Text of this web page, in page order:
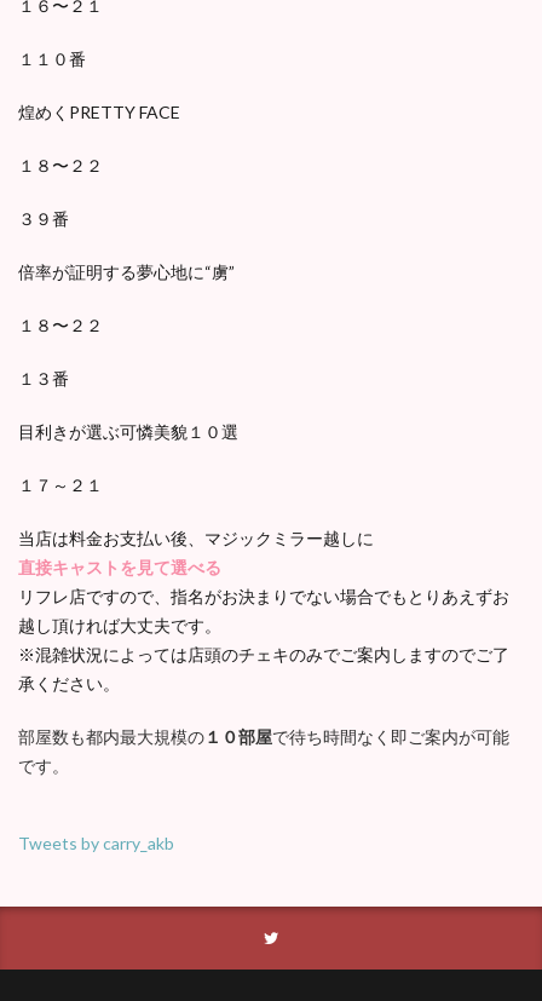
１６〜２１
１１０番
煌めくPRETTY FACE
１８〜２２
３９番
倍率が証明する夢心地に“虜”
１８〜２２
１３番
目利きが選ぶ可憐美貌１０選
１７～２１
当店は料金お支払い後、マジックミラー越しに
直接キャストを見て選べる
リフレ店ですので、指名がお決まりでない場合でもとりあえずお
越し頂ければ大丈夫です。
※混雑状況によっては店頭のチェキのみでご案内しますのでご了
承ください。
部屋数も都内最大規模の１０部屋で待ち時間なく即ご案内が可能
です。
Tweets by carry_akb